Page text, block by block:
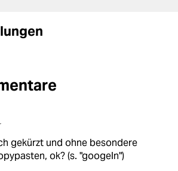
gekürzt und ohne besondere
ok? (s. "googeln")